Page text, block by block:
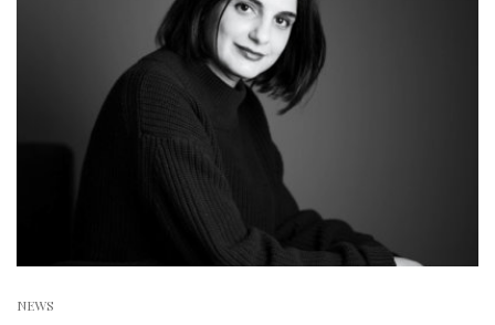
NEWS